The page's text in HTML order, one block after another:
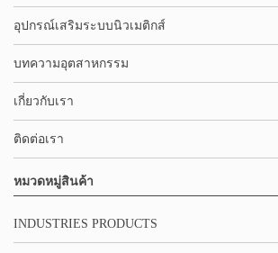
อุปกรณ์เสริมระบบนิวเมติกส์
บทความอุตสาหกรรม
เกี่ยวกับเรา
ติดต่อเรา
หมวดหมู่สินค้า
INDUSTRIES PRODUCTS